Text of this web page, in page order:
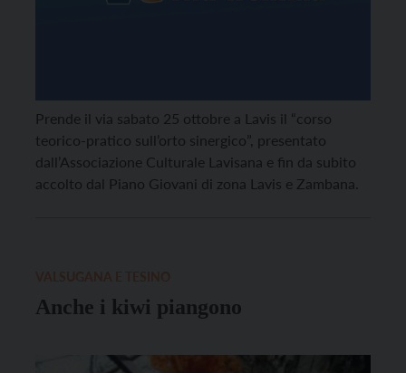
Prende il via sabato 25 ottobre a Lavis il “corso
teorico-pratico sull’orto sinergico”, presentato
dall’Associazione Culturale Lavisana e fin da subito
accolto dal Piano Giovani di zona Lavis e Zambana.
Anche i kiwi piangono